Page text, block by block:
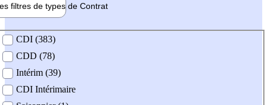
filtres de types de Contrat
contrat
CDI (383)
CDD (78)
Intérim (39)
CDI Intérimaire